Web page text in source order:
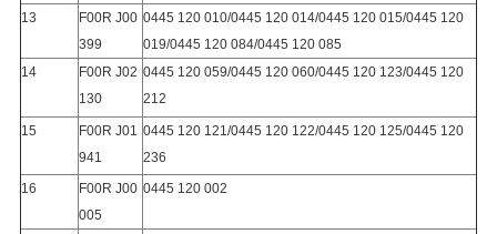
13
F00R J00
399
0445 120 010/0445 120 014/0445 120 015/0445 120
019/0445 120 084/0445 120 085
14
F00R J02
130
0445 120 059/0445 120 060/0445 120 123/0445 120
212
15
F00R J01
941
0445 120 121/0445 120 122/0445 120 125/0445 120
236
16
F00R J00
005
0445 120 002